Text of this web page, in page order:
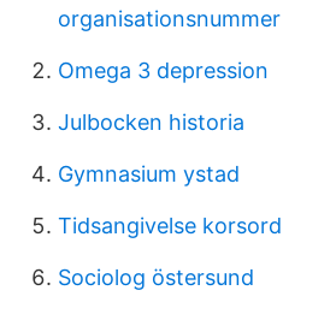
organisationsnummer
Omega 3 depression
Julbocken historia
Gymnasium ystad
Tidsangivelse korsord
Sociolog östersund